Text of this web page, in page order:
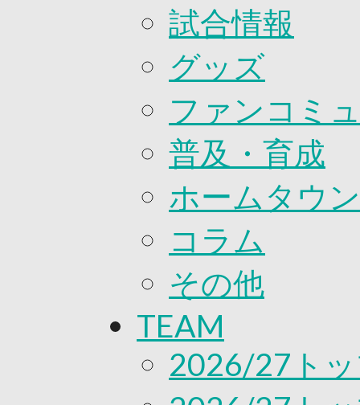
オンラインストア
ACADEMY
アカデミーについて
プロジェクト
ジュニア
ジュニアユース
ユース
練習拠点（ナラディーア）
CLUB
2026/27 パートナー企業
パートナー募集
クラブ理念
サステナビリティ
Web制作支援
応援プロジェクト
試合情報
グッズ
ファンコミ
普及・育成
ホームタウン
コラム
その他
TEAM
2026/27ト